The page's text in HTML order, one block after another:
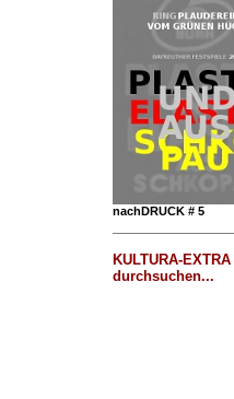
nachDRUCK # 5
KULTURA-EXTRA
durchsuchen...